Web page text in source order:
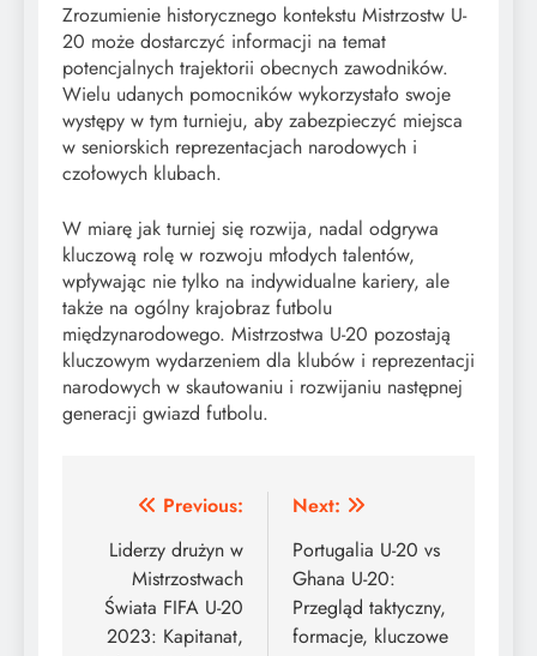
Zrozumienie historycznego kontekstu Mistrzostw U-
20 może dostarczyć informacji na temat
potencjalnych trajektorii obecnych zawodników.
Wielu udanych pomocników wykorzystało swoje
występy w tym turnieju, aby zabezpieczyć miejsca
w seniorskich reprezentacjach narodowych i
czołowych klubach.
W miarę jak turniej się rozwija, nadal odgrywa
kluczową rolę w rozwoju młodych talentów,
wpływając nie tylko na indywidualne kariery, ale
także na ogólny krajobraz futbolu
międzynarodowego. Mistrzostwa U-20 pozostają
kluczowym wydarzeniem dla klubów i reprezentacji
narodowych w skautowaniu i rozwijaniu następnej
generacji gwiazd futbolu.
Post
navigation
Previous:
Liderzy drużyn w
Mistrzostwach
Świata FIFA U-20
2023: Kapitanat,
Next:
Portugalia U-20 vs
Ghana U-20:
Przegląd taktyczny,
formacje, kluczowe